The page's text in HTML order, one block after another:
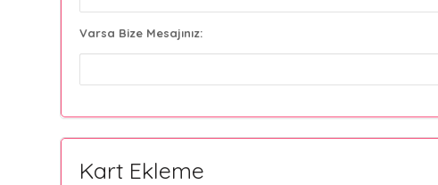
Varsa Bize Mesajınız:
Kart Ekleme